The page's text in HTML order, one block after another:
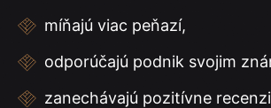
míňajú viac peňazí,
odporúčajú podnik svojim
zanechávajú pozitívne